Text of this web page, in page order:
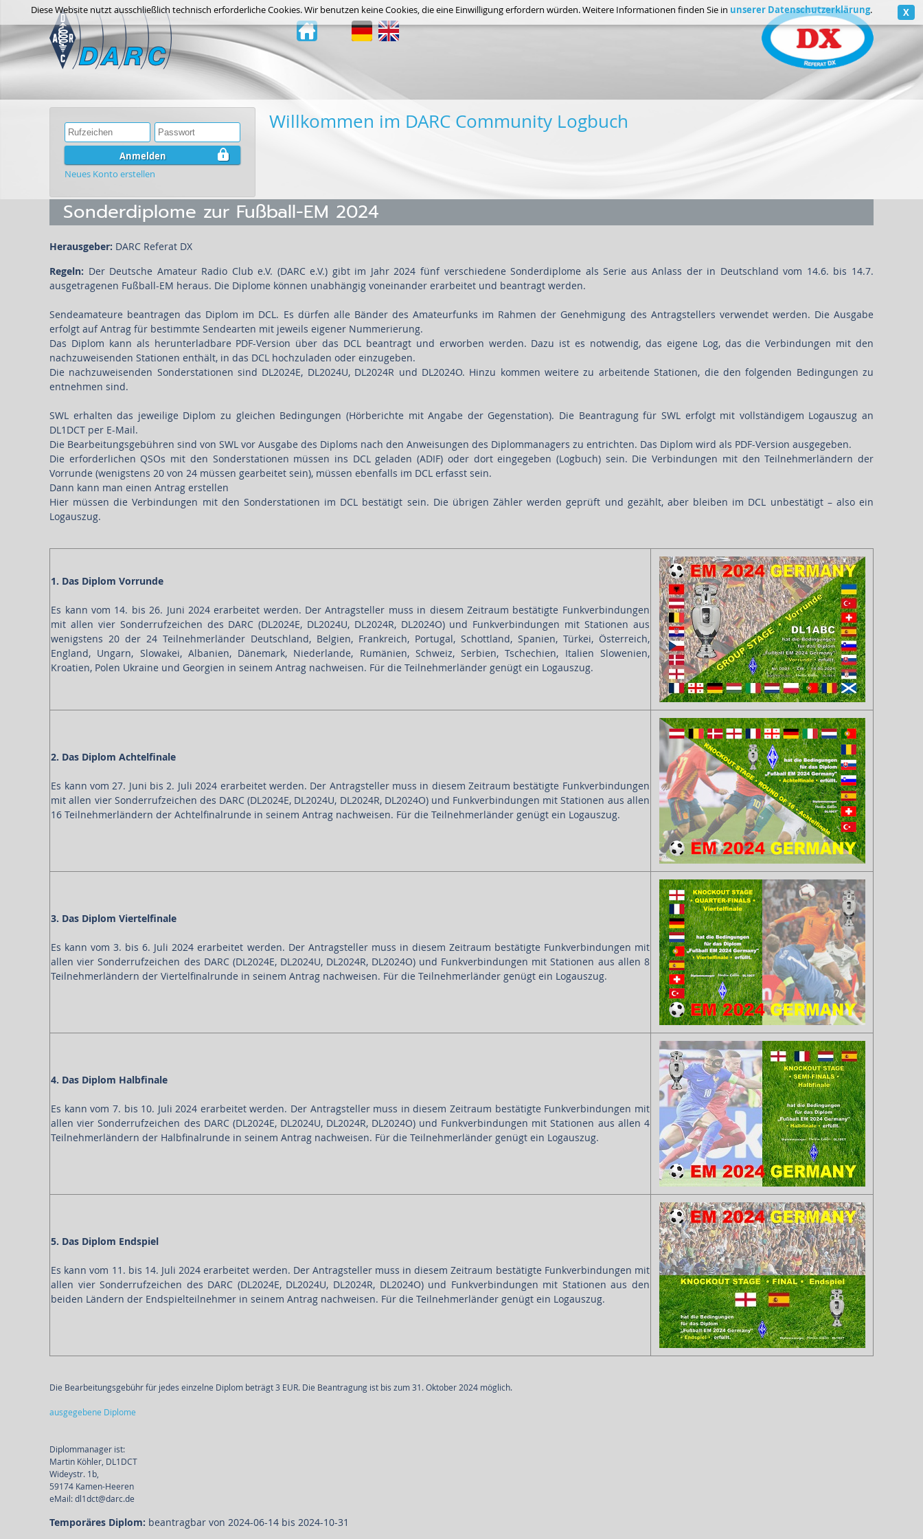
Willkommen im DARC Community Logbuch
Anmelden
Neues Konto erstellen
Sonderdiplome zur Fußball-EM 2024
Herausgeber: DARC Referat DX
Regeln: Der Deutsche Amateur Radio Club e.V. (DARC e.V.) gibt im Jahr 2024 fünf verschiedene Sonderdiplome als Serie aus Anlass der in Deutschland vom 14.6. bis 14.7.
ausgetragenen Fußball-EM heraus. Die Diplome können unabhängig voneinander erarbeitet und beantragt werden.
Sendeamateure beantragen das Diplom im DCL. Es dürfen alle Bänder des Amateurfunks im Rahmen der Genehmigung des Antragstellers verwendet werden. Die Ausgabe
erfolgt auf Antrag für bestimmte Sendearten mit jeweils eigener Nummerierung.
Das Diplom kann als herunterladbare PDF-Version über das DCL beantragt und erworben werden. Dazu ist es notwendig, das eigene Log, das die Verbindungen mit den
nachzuweisenden Stationen enthält, in das DCL hochzuladen oder einzugeben.
Die nachzuweisenden Sonderstationen sind DL2024E, DL2024U, DL2024R und DL2024O. Hinzu kommen weitere zu arbeitende Stationen, die den folgenden Bedingungen zu
entnehmen sind.
SWL erhalten das jeweilige Diplom zu gleichen Bedingungen (Hörberichte mit Angabe der Gegenstation). Die Beantragung für SWL erfolgt mit vollständigem Logauszug an
DL1DCT per E-Mail.
Die Bearbeitungsgebühren sind von SWL vor Ausgabe des Diploms nach den Anweisungen des Diplommanagers zu entrichten. Das Diplom wird als PDF-Version ausgegeben.
Die erforderlichen QSOs mit den Sonderstationen müssen ins DCL geladen (ADIF) oder dort eingegeben (Logbuch) sein. Die Verbindungen mit den Teilnehmerländern der
Vorrunde (wenigstens 20 von 24 müssen gearbeitet sein), müssen ebenfalls im DCL erfasst sein.
Dann kann man einen Antrag erstellen
Hier müssen die Verbindungen mit den Sonderstationen im DCL bestätigt sein. Die übrigen Zähler werden geprüft und gezählt, aber bleiben im DCL unbestätigt – also ein
Logauszug.
1. Das Diplom Vorrunde
Es kann vom 14. bis 26. Juni 2024 erarbeitet werden. Der Antragsteller muss in diesem Zeitraum bestätigte Funkverbindungen
mit allen vier Sonderrufzeichen des DARC (DL2024E, DL2024U, DL2024R, DL2024O) und Funkverbindungen mit Stationen aus
wenigstens 20 der 24 Teilnehmerländer Deutschland, Belgien, Frankreich, Portugal, Schottland, Spanien, Türkei, Österreich,
England, Ungarn, Slowakei, Albanien, Dänemark, Niederlande, Rumänien, Schweiz, Serbien, Tschechien, Italien Slowenien,
Kroatien, Polen Ukraine und Georgien in seinem Antrag nachweisen. Für die Teilnehmerländer genügt ein Logauszug.
2. Das Diplom Achtelfinale
Es kann vom 27. Juni bis 2. Juli 2024 erarbeitet werden. Der Antragsteller muss in diesem Zeitraum bestätigte Funkverbindungen
mit allen vier Sonderrufzeichen des DARC (DL2024E, DL2024U, DL2024R, DL2024O) und Funkverbindungen mit Stationen aus allen
16 Teilnehmerländern der Achtelfinalrunde in seinem Antrag nachweisen. Für die Teilnehmerländer genügt ein Logauszug.
3. Das Diplom Viertelfinale
Es kann vom 3. bis 6. Juli 2024 erarbeitet werden. Der Antragsteller muss in diesem Zeitraum bestätigte Funkverbindungen mit
allen vier Sonderrufzeichen des DARC (DL2024E, DL2024U, DL2024R, DL2024O) und Funkverbindungen mit Stationen aus allen 8
Teilnehmerländern der Viertelfinalrunde in seinem Antrag nachweisen. Für die Teilnehmerländer genügt ein Logauszug.
4. Das Diplom Halbfinale
Es kann vom 7. bis 10. Juli 2024 erarbeitet werden. Der Antragsteller muss in diesem Zeitraum bestätigte Funkverbindungen mit
allen vier Sonderrufzeichen des DARC (DL2024E, DL2024U, DL2024R, DL2024O) und Funkverbindungen mit Stationen aus allen 4
Teilnehmerländern der Halbfinalrunde in seinem Antrag nachweisen. Für die Teilnehmerländer genügt ein Logauszug.
5. Das Diplom Endspiel
Es kann vom 11. bis 14. Juli 2024 erarbeitet werden. Der Antragsteller muss in diesem Zeitraum bestätigte Funkverbindungen mit
allen vier Sonderrufzeichen des DARC (DL2024E, DL2024U, DL2024R, DL2024O) und Funkverbindungen mit Stationen aus den
beiden Ländern der Endspielteilnehmer in seinem Antrag nachweisen. Für die Teilnehmerländer genügt ein Logauszug.
Die Bearbeitungsgebühr für jedes einzelne Diplom beträgt 3 EUR. Die Beantragung ist bis zum 31. Oktober 2024 möglich.
ausgegebene Diplome
Diplommanager ist:
Martin Köhler, DL1DCT
Wideystr. 1b,
59174 Kamen-Heeren
eMail: dl1dct@darc.de
Temporäres Diplom: beantragbar von 2024-06-14 bis 2024-10-31
Diese Website nutzt ausschließlich technisch erforderliche Cookies. Wir benutzen keine Cookies, die eine Einwilligung erfordern würden. Weitere Informationen finden Sie in unserer Datenschutzerklärung. X